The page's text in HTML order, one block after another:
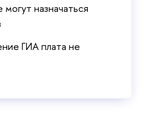
назначаться
ГИА плата не